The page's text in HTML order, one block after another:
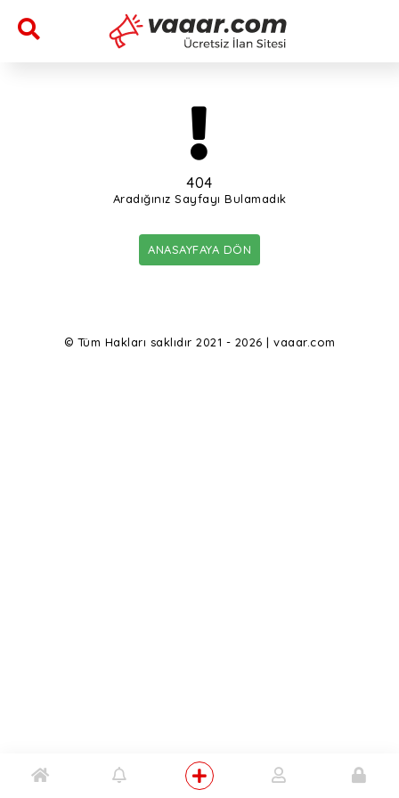
404
Aradığınız Sayfayı Bulamadık
ANASAYFAYA DÖN
© Tüm Hakları saklıdır 2021 - 2026 | vaaar.com